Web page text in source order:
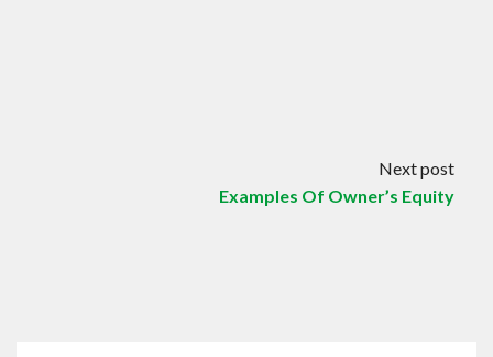
Next post
Examples Of Owner’s Equity